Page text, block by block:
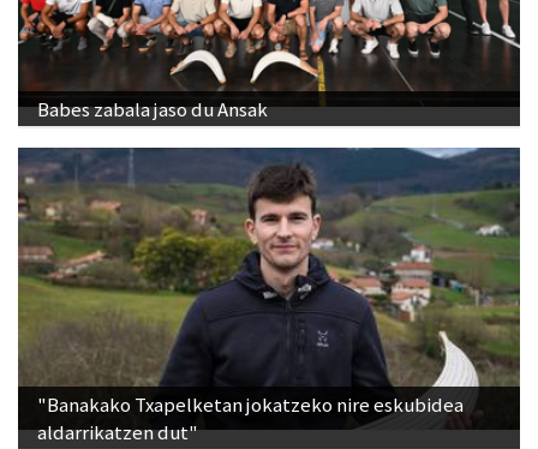
Babes zabala jaso du Ansak
"Banakako Txapelketan jokatzeko nire eskubidea
aldarrikatzen dut"